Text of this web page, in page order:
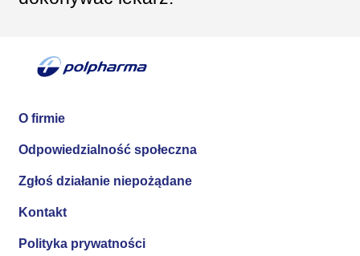
O firmie
Odpowiedzialność społeczna
Zgłoś działanie niepożądane
Kontakt
Polityka prywatności